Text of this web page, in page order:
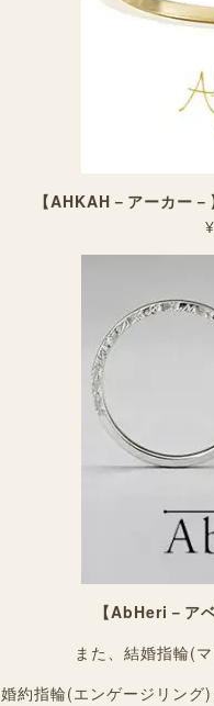
【AHKAH－アーカー
【AbHeri－ア
また、結婚指輪(
婚約指輪(エンゲージリング